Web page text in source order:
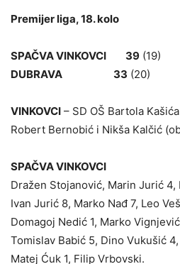
Premijer liga, 18. kolo
SPAČVA VINKOVCI 39 (19)
DUBRAVA 33 (20)
VINKOVCI – SD OŠ Bartola
Robert Bernobić i Nikša Kalčić
SPAČVA VINKOVCI
Dražen Stojanović, Marin Jurić 4,
Ivan Jurić 8, Marko Nađ 7, Leo
Domagoj Nedić 1, Marko
Tomislav Babić 5, Dino Vukušić
Matej Ćuk 1, Filip Vrbovski.